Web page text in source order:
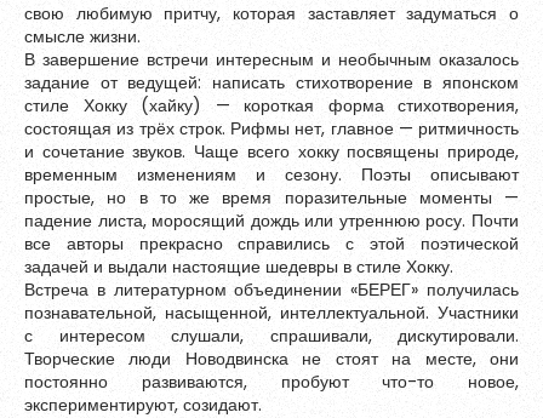
свою любимую притчу, которая заставляет задуматься о
смысле жизни.
В завершение встречи интересным и необычным оказалось
задание от ведущей: написать стихотворение в японском
стиле Хокку (хайку) — короткая форма стихотворения,
состоящая из трёх строк. Рифмы нет, главное — ритмичность
и сочетание звуков. Чаще всего хокку посвящены природе,
временным изменениям и сезону. Поэты описывают
простые, но в то же время поразительные моменты —
падение листа, моросящий дождь или утреннюю росу. Почти
все авторы прекрасно справились с этой поэтической
задачей и выдали настоящие шедевры в стиле Хокку.
Встреча в литературном объединении «БЕРЕГ» получилась
познавательной, насыщенной, интеллектуальной. Участники
с интересом слушали, спрашивали, дискутировали.
Творческие люди Новодвинска не стоят на месте, они
постоянно развиваются, пробуют что-то новое,
экспериментируют, созидают.
Уже зарегистрированы?Войти